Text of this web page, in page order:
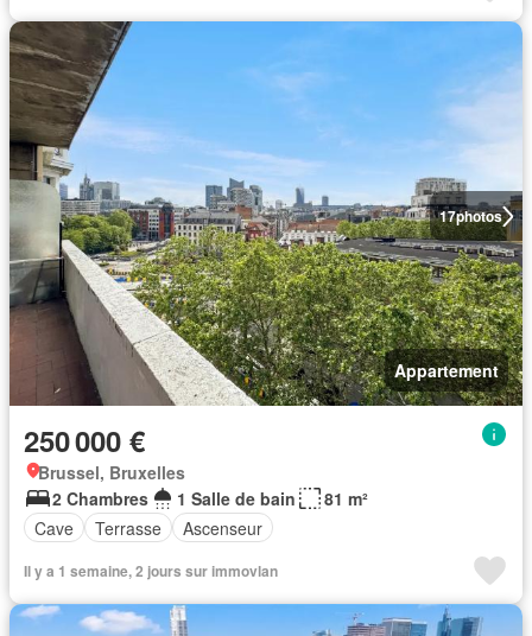
17photos
Appartement
250 000 €
Brussel, Bruxelles
2 Chambres
1 Salle de bain
81 m²
Cave
Terrasse Ascenseur
Il y a 1 semaine, 2 jours sur immovlan